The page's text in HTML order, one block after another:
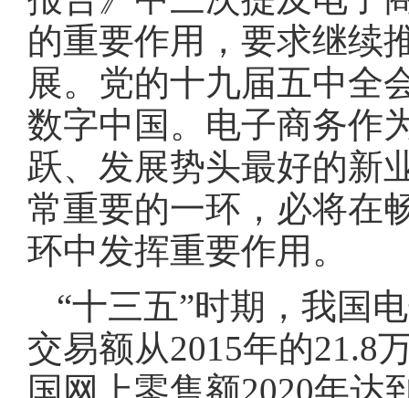
的重要作用，要求继续
展。党的十九届五中全
数字中国。电子商务作
跃、发展势头最好的新
常重要的一环，必将在
环中发挥重要作用。
“十三五”时期，我国
交易额从2015年的21.8